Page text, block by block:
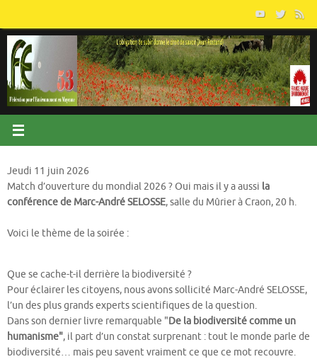
contenu
Jeudi 11 juin 2026
Match d’ouverture du mondial 2026 ? Oui mais il y a aussi la
conférence de Marc-André SELOSSE, salle du Mûrier à Craon, 20 h.
Voici le thème de la soirée :
Que se cache-t-il derrière la biodiversité ?
Pour éclairer les citoyens, nous avons sollicité Marc-André SELOSSE,
l’un des plus grands experts scientifiques de la question.
Dans son dernier livre remarquable "De la biodiversité comme un
humanisme", il part d’un constat surprenant : tout le monde parle de
biodiversité… mais peu savent vraiment ce que ce mot recouvre.